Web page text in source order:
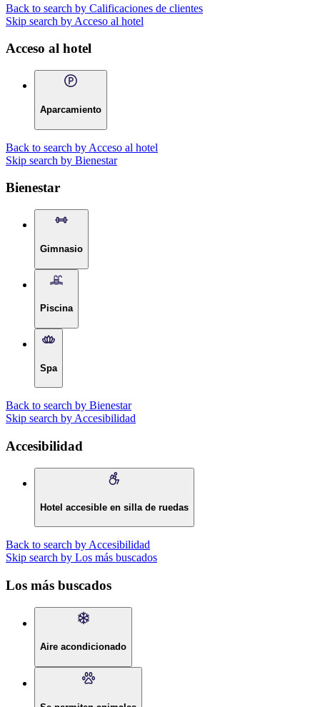
Back to search by Calificaciones de clientes
Skip search by Acceso al hotel
Acceso al hotel
Aparcamiento
Back to search by Acceso al hotel
Skip search by Bienestar
Bienestar
Gimnasio
Piscina
Spa
Back to search by Bienestar
Skip search by Accesibilidad
Accesibilidad
Hotel accesible en silla de ruedas
Back to search by Accesibilidad
Skip search by Los más buscados
Los más buscados
Aire acondicionado